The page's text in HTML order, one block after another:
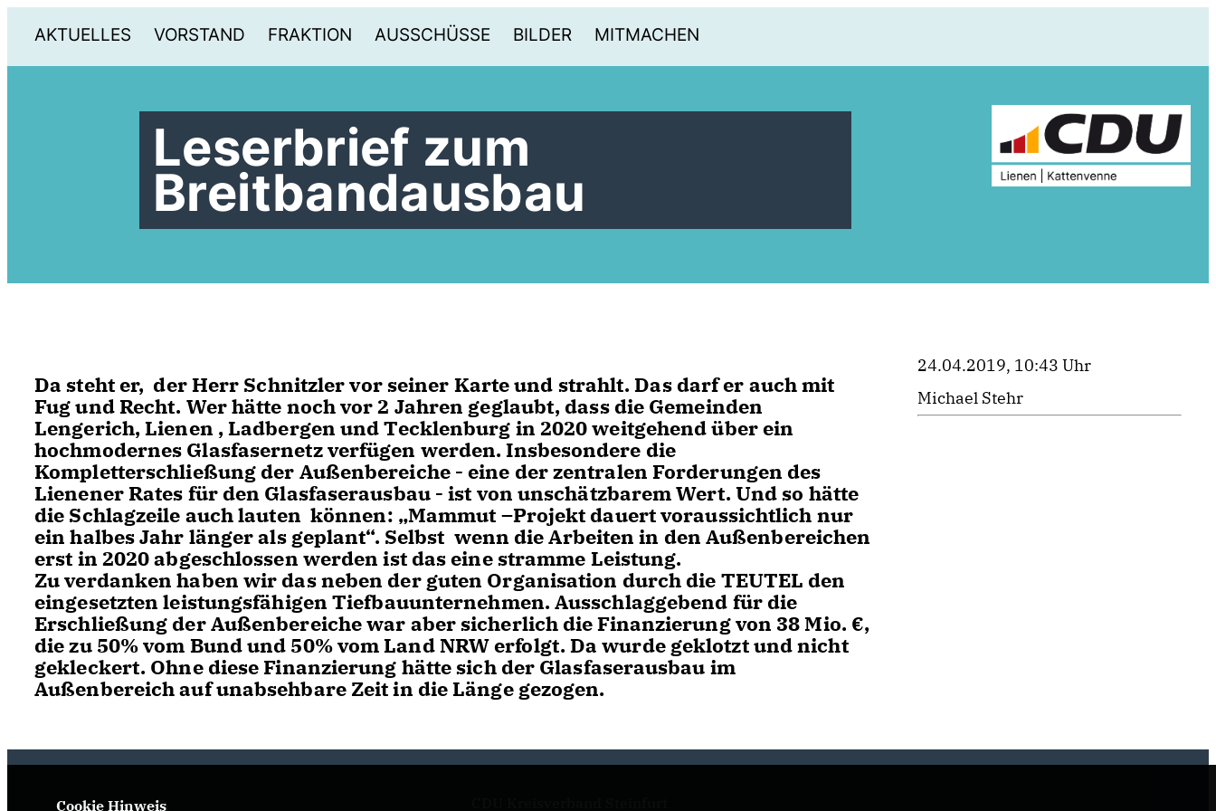
AKTUELLES VORSTAND FRAKTION AUSSCHÜSSE BILDER MITMACHEN
Leserbrief zum
Breitbandausbau
Da steht er, der Herr Schnitzler vor seiner Karte und strahlt. Das darf er auch mit
Fug und Recht. Wer hätte noch vor 2 Jahren geglaubt, dass die Gemeinden
Lengerich, Lienen , Ladbergen und Tecklenburg in 2020 weitgehend über ein
hochmodernes Glasfasernetz verfügen werden. Insbesondere die
Kompletterschließung der Außenbereiche - eine der zentralen Forderungen des
Lienener Rates für den Glasfaserausbau - ist von unschätzbarem Wert. Und so hätte
die Schlagzeile auch lauten können: „Mammut –Projekt dauert voraussichtlich nur
ein halbes Jahr länger als geplant“. Selbst wenn die Arbeiten in den Außenbereichen
erst in 2020 abgeschlossen werden ist das eine stramme Leistung.
Zu verdanken haben wir das neben der guten Organisation durch die TEUTEL den
eingesetzten leistungsfähigen Tiefbauunternehmen. Ausschlaggebend für die
Erschließung der Außenbereiche war aber sicherlich die Finanzierung von 38 Mio. €,
die zu 50% vom Bund und 50% vom Land NRW erfolgt. Da wurde geklotzt und nicht
gekleckert. Ohne diese Finanzierung hätte sich der Glasfaserausbau im
Außenbereich auf unabsehbare Zeit in die Länge gezogen.
24.04.2019, 10:43 Uhr
Michael Stehr
Cookie Hinweis